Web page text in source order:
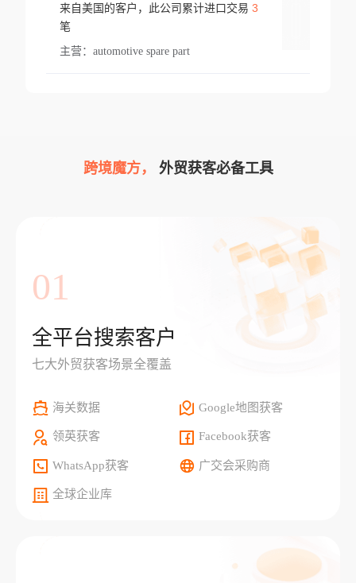
来自美国的客户，此公司累计进口交易 3
笔
主营： automotive spare part
跨境魔方， 外贸获客必备工具
01
全平台搜索客户
七大外贸获客场景全覆盖
海关数据 Google地图获客
领英获客 Facebook获客
WhatsApp获客 广交会采购商
全球企业库